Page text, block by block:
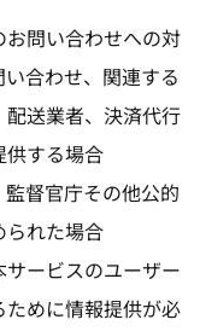
問い合わせへの対
合わせ、関連する
送業者、決済代行
供する場合
督官庁その他公的
られた場合
ービスのユーザー
めに情報提供が必